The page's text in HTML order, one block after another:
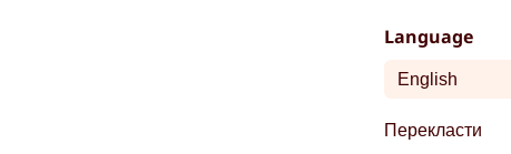
Language
Перекласти